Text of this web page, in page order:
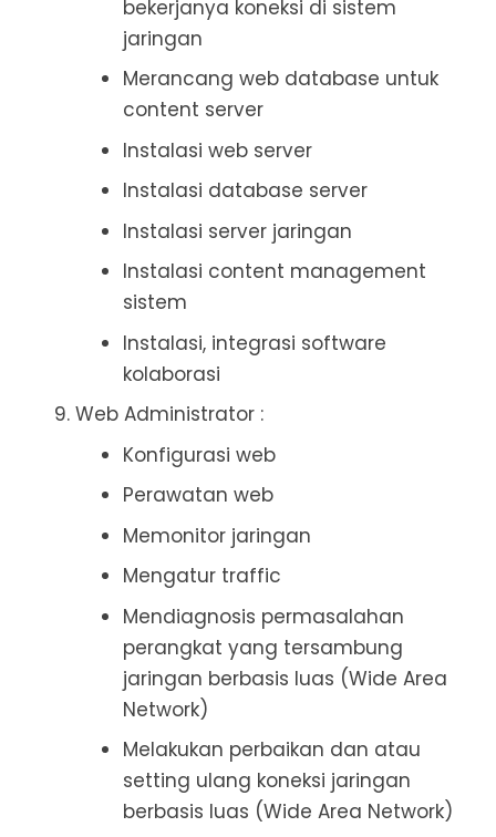
bekerjanya koneksi di sistem
jaringan
Merancang web database untuk
content server
Instalasi web server
Instalasi database server
Instalasi server jaringan
Instalasi content management
sistem
Instalasi, integrasi software
kolaborasi
Web Administrator :
Konfigurasi web
Perawatan web
Memonitor jaringan
Mengatur traffic
Mendiagnosis permasalahan
perangkat yang tersambung
jaringan berbasis luas (Wide Area
Network)
Melakukan perbaikan dan atau
setting ulang koneksi jaringan
berbasis luas (Wide Area Network)